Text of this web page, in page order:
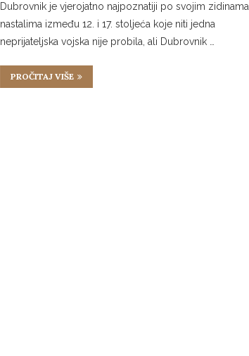
Dubrovnik je vjerojatno najpoznatiji po svojim zidinama
nastalima između 12. i 17. stoljeća koje niti jedna
neprijateljska vojska nije probila, ali Dubrovnik …
PROČITAJ VIŠE